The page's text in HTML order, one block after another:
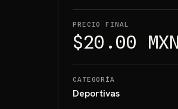
PRECIO FINAL
$20.00 MXN
CATEGORÍA
Deportivas